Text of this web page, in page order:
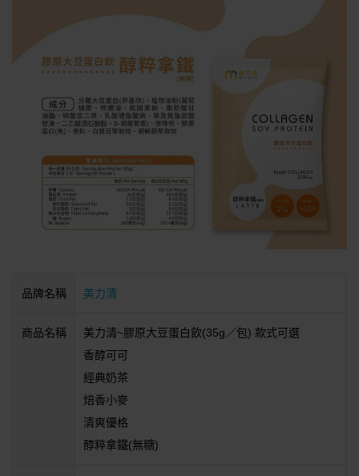
品牌名稱 美力清
商品名稱
美力清~膠原大豆蛋白飲(35g／包) 款式可選
香醇可可
經典奶茶
焙香小麥
清爽優格
醇粹拿鐵(無糖)